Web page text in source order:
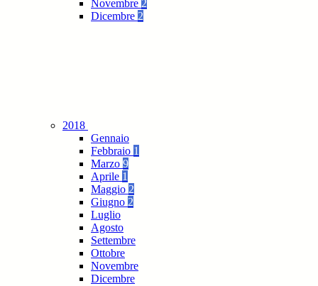
Novembre 2
Dicembre 2
2018
Gennaio
Febbraio 1
Marzo 9
Aprile 1
Maggio 2
Giugno 2
Luglio
Agosto
Settembre
Ottobre
Novembre
Dicembre